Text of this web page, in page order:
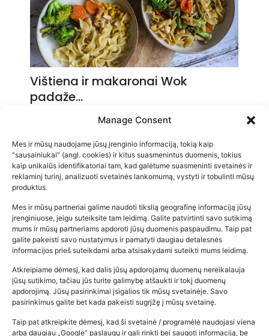
Manage Consent
Mes ir mūsų naudojame jūsų įrenginio informaciją, tokią kaip
“sausainiukai” (angl. cookies) ir kitus suasmenintus duomenis, tokius
kaip unikalūs identifikatoriai tam, kad galėtume suasmeninti svetainės ir
reklaminį turinį, analizuoti svetainės lankomumą, vystyti ir tobulinti mūsų
produktus.
Mes ir mūsų partneriai galime naudoti tikslią geografinę informaciją jūsų
įrenginiuose, jeigu suteiksite tam leidimą. Galite patvirtinti savo sutikimą
mums ir mūsų partneriams apdoroti jūsų duomenis paspaudimu. Taip pat
galite pakeisti savo nustatymus ir pamatyti daugiau detalesnės
informacijos prieš suteikdami arba atsisakydami suteikti mums leidimą.
Atkreipiame dėmesį, kad dalis jūsų apdorojamų duomenų nereikalauja
jūsų sutikimo, tačiau jūs turite galimybę atšaukti ir tokį duomenų
apdorojimą. Jūsų pasirinkimai įsigalios tik mūsų svetainėje. Savo
pasirinkimus galite bet kada pakeisti sugrįžę į mūsų svetainę.
Taip pat atkreipkite dėmesį, kad ši svetainė / programėlė naudojasi viena
arba daugiau „Google“ paslaugų ir gali rinkti bei saugoti informaciją, be
Vištiena ir makaronai Wok
padaže…
Populiariausios parduotuvės
kūdikių tyrelės –…
2026-02-22